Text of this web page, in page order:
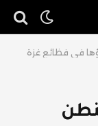
في فظائع غزة